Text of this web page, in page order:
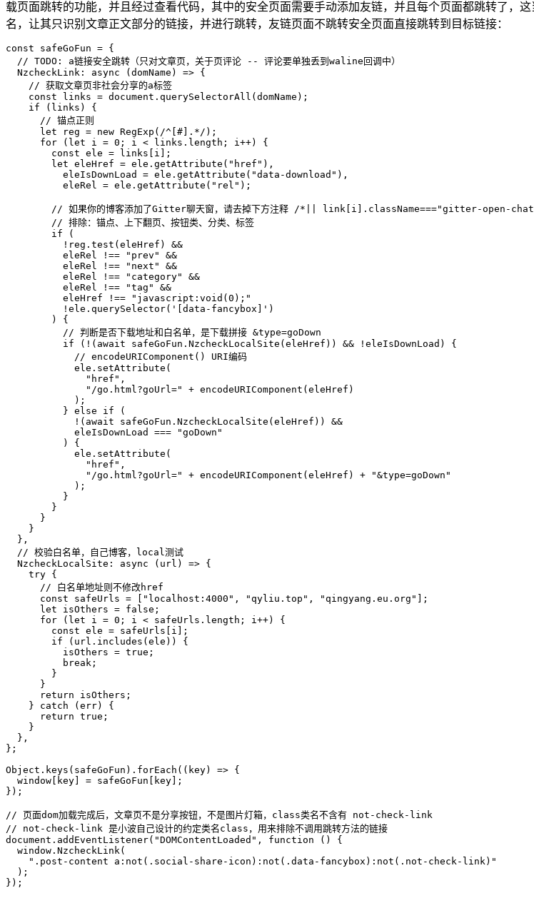
载页面跳转的功能，并且经过查看代码，其中的安全页面需要手动添加友链，并且每个页面都跳转了，
名，让其只识别文章正文部分的链接，并进行跳转，友链页面不跳转安全页面直接跳转到目标链接：
const safeGoFun = {
  // TODO: a链接安全跳转（只对文章页，关于页评论 -- 评论要单独丢到waline回调中）
  NzcheckLink: async (domName) => {
    // 获取文章页非社会分享的a标签
    const links = document.querySelectorAll(domName);
    if (links) {
      // 锚点正则
      let reg = new RegExp(/^[#].*/);
      for (let i = 0; i < links.length; i++) {
        const ele = links[i];
        let eleHref = ele.getAttribute("href"),
          eleIsDownLoad = ele.getAttribute("data-download"),
          eleRel = ele.getAttribute("rel");
// 如果你的博客添加了Gitter聊天窗，请去掉下方注释 /*|| link[i].className==="gitter-open-
        // 排除：锚点、上下翻页、按钮类、分类、标签
        if (
          !reg.test(eleHref) &&
          eleRel !== "prev" &&
          eleRel !== "next" &&
          eleRel !== "category" &&
          eleRel !== "tag" &&
          eleHref !== "javascript:void(0);"
          !ele.querySelector('[data-fancybox]')
        ) {
          // 判断是否下载地址和白名单，是下载拼接 &type=goDown
          if (!(await safeGoFun.NzcheckLocalSite(eleHref)) && !eleIsDownLoad) {
            // encodeURIComponent() URI编码
            ele.setAttribute(
              "href",
              "/go.html?goUrl=" + encodeURIComponent(eleHref)
            );
          } else if (
            !(await safeGoFun.NzcheckLocalSite(eleHref)) &&
            eleIsDownLoad === "goDown"
          ) {
            ele.setAttribute(
              "href",
              "/go.html?goUrl=" + encodeURIComponent(eleHref) + "&type=goDown"
            );
          }
        }
      }
    }
  },
  // 校验白名单，自己博客，local测试
  NzcheckLocalSite: async (url) => {
    try {
      // 白名单地址则不修改href
      const safeUrls = ["localhost:4000", "qyliu.top", "qingyang.eu.org"];
      let isOthers = false;
      for (let i = 0; i < safeUrls.length; i++) {
        const ele = safeUrls[i];
        if (url.includes(ele)) {
          isOthers = true;
          break;
        }
      }
      return isOthers;
    } catch (err) {
      return true;
    }
  },
};
Object.keys(safeGoFun).forEach((key) => {
  window[key] = safeGoFun[key];
});
// 页面dom加载完成后，文章页不是分享按钮，不是图片灯箱，class类名不含有 not-check-link
// not-check-link 是小波自己设计的约定类名class，用来排除不调用跳转方法的链接
document.addEventListener("DOMContentLoaded", function () {
  window.NzcheckLink(
    ".post-content a:not(.social-share-icon):not(.data-fancybox):not(.not-check-link)"
  );
});